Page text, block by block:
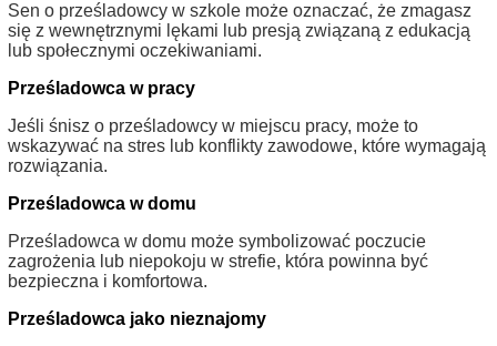
Sen o prześladowcy w szkole może oznaczać, że zmagasz
się z wewnętrznymi lękami lub presją związaną z edukacją
lub społecznymi oczekiwaniami.
Prześladowca w pracy
Jeśli śnisz o prześladowcy w miejscu pracy, może to
wskazywać na stres lub konflikty zawodowe, które wymagają
rozwiązania.
Prześladowca w domu
Prześladowca w domu może symbolizować poczucie
zagrożenia lub niepokoju w strefie, która powinna być
bezpieczna i komfortowa.
Prześladowca jako nieznajomy